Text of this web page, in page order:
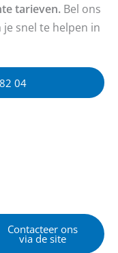
tarieven. Bel ons
snel te helpen in
04
Contacteer ons
via de site